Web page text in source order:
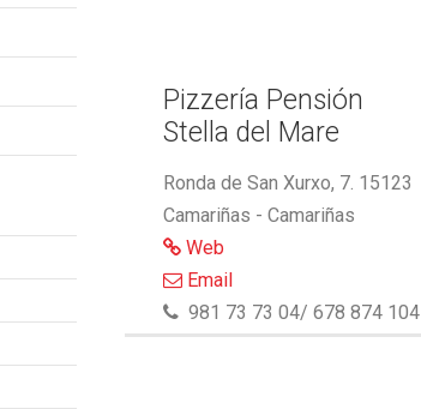
Pizzería Pensión
Stella del Mare
Ronda de San Xurxo, 7. 15123
Camariñas - Camariñas
Web
Email
981 73 73 04/ 678 874 104